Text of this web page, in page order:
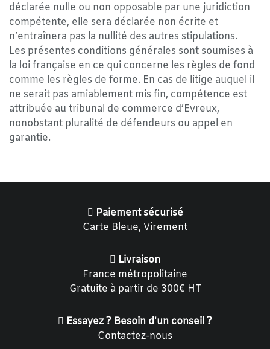
déclarée nulle ou non opposable par une juridiction
compétente, elle sera déclarée non écrite et
n’entraînera pas la nullité des autres stipulations.
Les présentes conditions générales sont soumises à
la loi française en ce qui concerne les règles de fond
comme les règles de forme. En cas de litige auquel il
ne serait pas amiablement mis fin, compétence est
attribuée au tribunal de commerce d’Evreux,
nonobstant pluralité de défendeurs ou appel en
garantie.
Paiement sécurisé
Carte Bleue, Virement
Livraison
France métropolitaine
Gratuite à partir de 300€ HT
Essayez ? Besoin d'un conseil ?
Contactez-nous